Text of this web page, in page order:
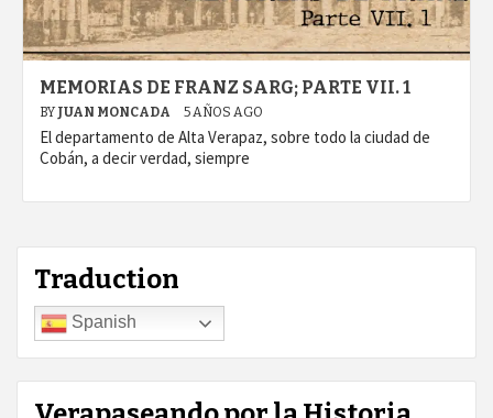
MEMORIAS DE FRANZ SARG; PARTE VII. 1
BY JUAN MONCADA 5 AÑOS AGO
El departamento de Alta Verapaz, sobre todo la ciudad de
Cobán, a decir verdad, siempre
Traduction
Spanish